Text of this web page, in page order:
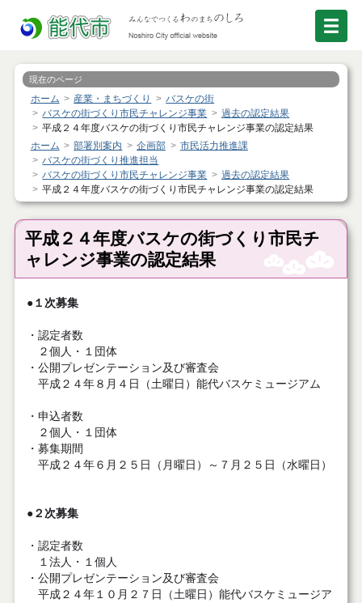
現在のページ
ホーム 産業・まちづくり
バスケの街
バスケの街づくり市民チャレンジ事業
過去の認定結果
平成２４年度バスケの街づくり市民チャレンジ事業の認定結果
ホーム
部署別案内 企画部
市民活力推進課
バスケの街づくり推進担当
バスケの街づくり市民チャレンジ事業
過去の認定結果
平成２４年度バスケの街づくり市民チャレンジ事業の認定結果
平成２４年度バスケの街づくり市民チ
ャレンジ事業の認定結果
●１次募集
・認定者数
２個人・１団体
・公開プレゼンテーション及び審査会
平成２４年８月４日（土曜日）能代バスケミュージアム
・申込者数
２個人・１団体
・募集期間
平成２４年６月２５日（月曜日）～７月２５日（水曜日）
●２次募集
・認定者数
１法人・１個人
・公開プレゼンテーション及び審査会
平成２４年１０月２７日（土曜日）能代バスケミュージア